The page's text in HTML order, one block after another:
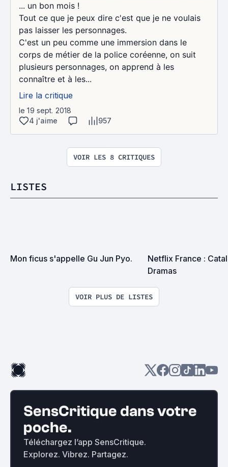
... un bon mois !
Tout ce que je peux dire c'est que je ne voulais
pas laisser les personnages.
C'est un peu comme une immersion dans le
corps de métier de la police coréenne, on suit
plusieurs personnages, on apprend à les
connaître et à les...
Lire la critique
le 19 sept. 2018
4 j'aime
957
VOIR LES 8 CRITIQUES
LISTES
Mon ficus s'appelle Gu Jun Pyo.
Netflix France :
Dramas
VOIR PLUS DE LISTES
SensCritique dans votre
poche.
Téléchargez l’app SensCritique.
Explorez. Vibrez. Partagez.